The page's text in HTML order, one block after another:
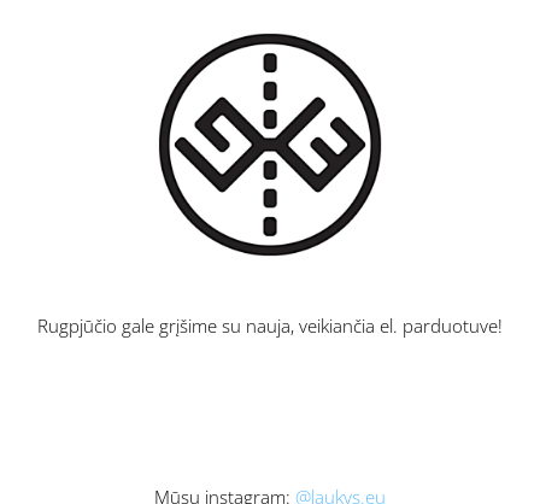
Rugpjūčio gale grįšime su nauja, veikiančia el. parduotuve!
Mūsų instagram: @laukys.eu